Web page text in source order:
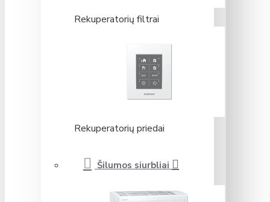
Rekuperatorių filtrai
Rekuperatorių priedai
Šilumos siurbliai